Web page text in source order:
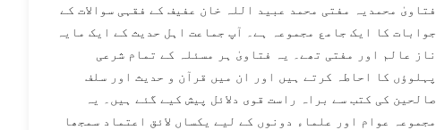
فتاویٰ محمدیہ مفتی محمد عبید اللہ خان عفیف کے فقہی سوالات کے
جوابات کا ایک جامع مجموعہ ہے۔ آپ جماعت اہل حدیث کے ایک مایہ
ناز عالم اور مفتی تھے۔ یہ فتاویٰ ہر مسئلہ کے تمام شرعی
پہلوؤں کا احاطہ کرتے ہیں اور ان میں قرآن و حدیث اور سلف
صالحین کی کتب سے براہ راست قوی دلائل پیش کیے گئے ہیں۔ یہ
مجموعہ عوام اور علماء دونوں کے لیے یکساں لائق اعتماد سمجھا